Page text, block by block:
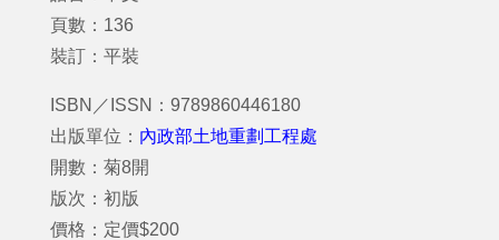
頁數：136
裝訂：平裝
ISBN／ISSN：9789860446180
出版單位： 內政部土地重劃工程處
開數：菊8開
版次：初版
價格：定價$200